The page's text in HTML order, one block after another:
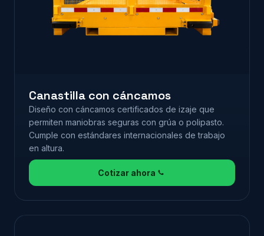
Canastilla con cáncamos
Diseño con cáncamos certificados de izaje que
permiten maniobras seguras con grúa o polipasto.
Cumple con estándares internacionales de trabajo
en altura.
Cotizar ahora